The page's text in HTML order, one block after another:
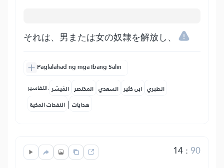
それは、男または女の奴隷を解放し、
Paglalahad ng mga Ibang Salin
التفاسير: المُيسَّر المختصر السعدي ابن كثير الطبري
النفحات المكية | هدايات
14:90